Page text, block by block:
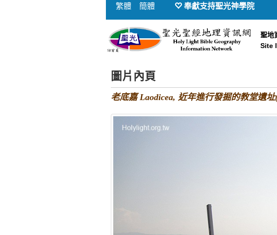
繁體 簡體 奉獻支持聖光神學院
聖地
Site
圖片內頁
老底嘉 Laodicea, 近年進行發掘的教堂遺